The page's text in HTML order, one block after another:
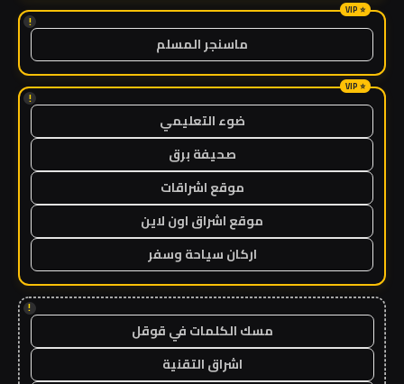
!
ماسنجر المسلم
!
ضوء التعليمي
صحيفة برق
موقع اشراقات
موقع اشراق اون لاين
اركان سياحة وسفر
!
مسك الكلمات في قوقل
اشراق التقنية